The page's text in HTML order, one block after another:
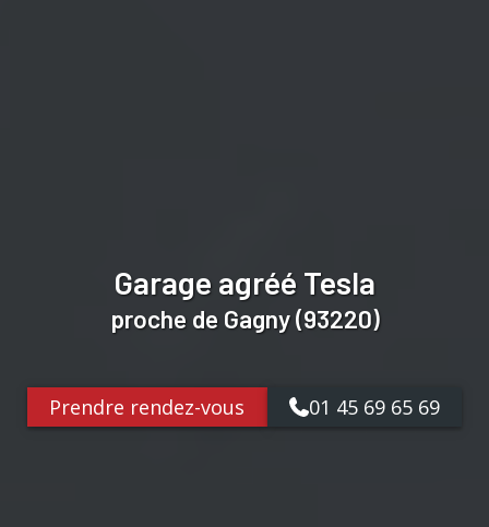
Garage agréé Tesla
proche de Gagny (93220)
Prendre rendez-vous 01 45 69 65 69